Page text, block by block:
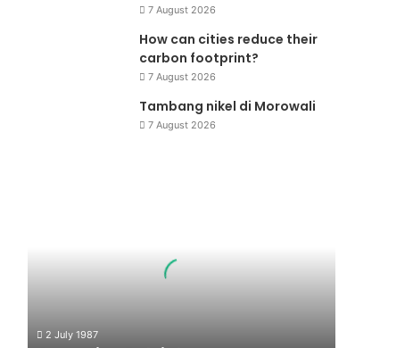
7 August 2026
How can cities reduce their
carbon footprint?
7 August 2026
Tambang nikel di Morowali
7 August 2026
2 July 1987